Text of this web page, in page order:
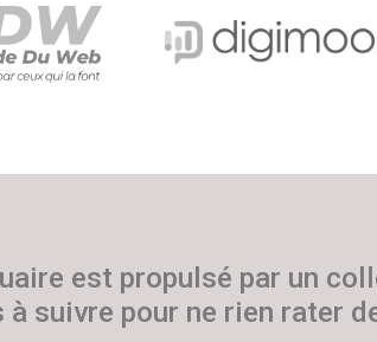
est propulsé par un
à suivre pour ne rien rater